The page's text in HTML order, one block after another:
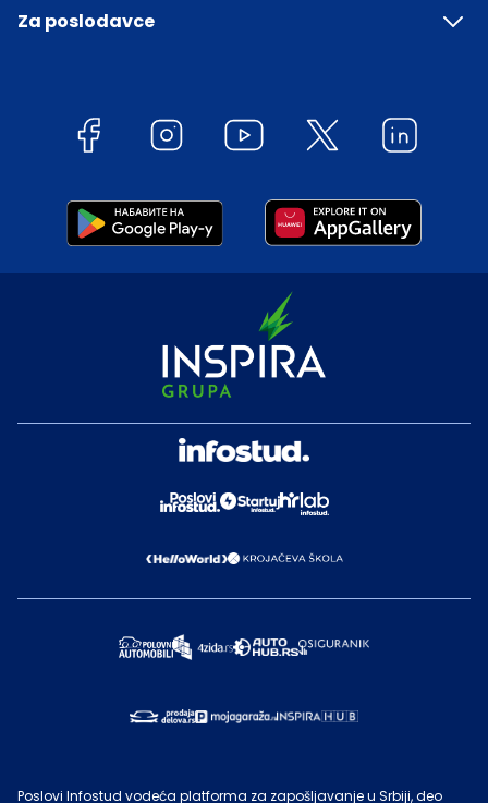
Za poslodavce
Poslovi Infostud vodeća platforma za zapošljavanje u Srbiji, deo